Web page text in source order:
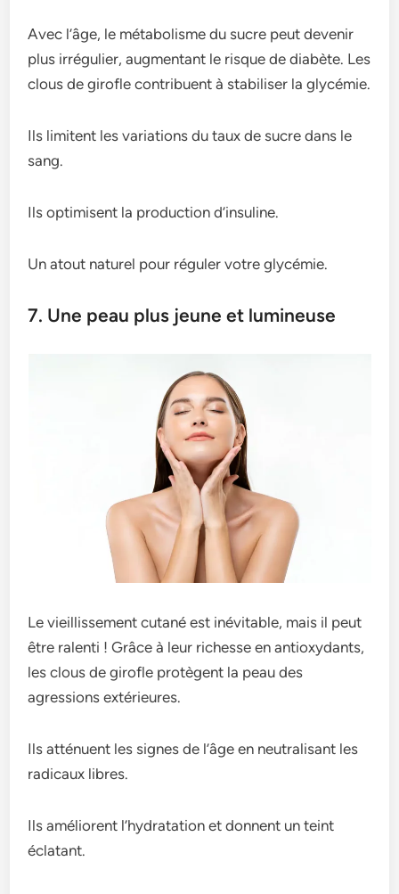
Avec l’âge, le métabolisme du sucre peut devenir
plus irrégulier, augmentant le risque de diabète. Les
clous de girofle contribuent à stabiliser la glycémie.
Ils limitent les variations du taux de sucre dans le
sang.
Ils optimisent la production d’insuline.
Un atout naturel pour réguler votre glycémie.
7. Une peau plus jeune et lumineuse
Le vieillissement cutané est inévitable, mais il peut
être ralenti ! Grâce à leur richesse en antioxydants,
les clous de girofle protègent la peau des
agressions extérieures.
Ils atténuent les signes de l’âge en neutralisant les
radicaux libres.
Ils améliorent l’hydratation et donnent un teint
éclatant.